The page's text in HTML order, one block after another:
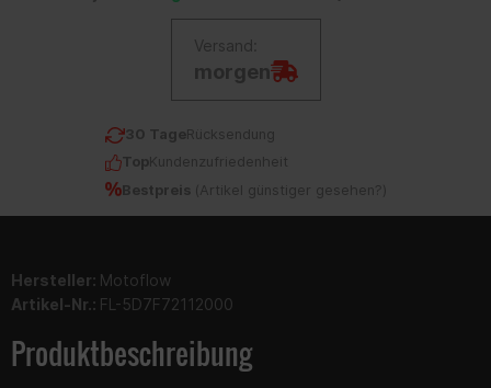
Versand:
morgen
30 TageRücksendung
TopKundenzufriedenheit
Bestpreis ( Artikel günstiger gesehen? )
Hersteller: Motoflow
Artikel-Nr.: FL-5D7F72112000
Produktbeschreibung